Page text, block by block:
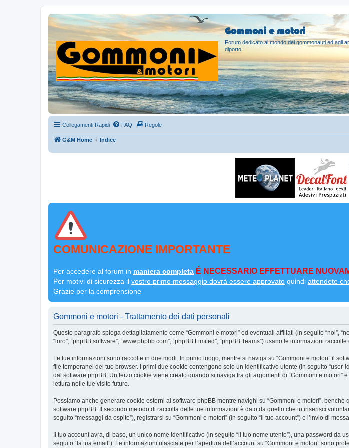
Gommoni e motori
Forum dedicato al mondo dei gommonauti ed agli
diporto.
Collegamenti Rapidi FAQ Regole
G&M Home Indice
COMUNICAZIONE IMPORTANTE
Per accedere al forum in maniera completa É NECESSARIO EFFETTUARE
Per motivi di sicurezza il vostro primo messaggio dovrà essere approvato quindi attendete
Grazie per la comprensione
Gommoni e motori - Trattamento dei dati personali
Questo paragrafo spiega dettagliatamente come “Gommoni e motori” ed eventuali affiliati (in seguito “noi”,
“loro”, “phpBB software”, “www.phpbb.com”, “phpBB Limited”, “phpBB Teams”) usano le informazioni
Le tue informazioni sono raccolte in due modi. In primo luogo, mentre si naviga su “Gommoni e motori” il
file temporanei del tuo browser. I primi due cookie contengono solo un identificativo utente (in seguito
dal software phpBB. Un terzo cookie viene creato quando si naviga tra gli argomenti di “Gommoni e
lettura nelle tue visite future.
Possiamo anche generare cookie esterni al software phpBB mentre navighi su “Gommoni e motori”,
software phpBB. Il secondo metodo di raccolta delle tue informazioni è dato da quello che tu inserisci
seguito “messaggi da ospite”), registrarsi su “Gommoni e motori” (in seguito “il tuo account”) e l’invio di
Il tuo account avrà, di base, un unico nome identificativo (in seguito “il tuo nome utente”), una password
seguito “la tua email”). Le informazioni rilasciate per l’apertura dell’account su “Gommoni e motori” sono